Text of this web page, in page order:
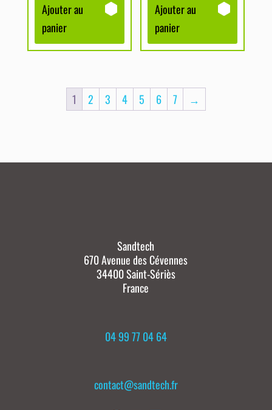
Ajouter au
panier
Ajouter au
panier
1 2 3 4 5 6 7 →
Sandtech
670 Avenue des Cévennes
34400 Saint-Sériès
France
04 99 77 04 64
contact@sandtech.fr